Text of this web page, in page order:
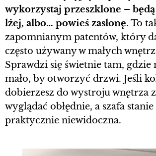
wykorzystaj przeszklone –
lżej, albo… powieś zasłonę. To
zapomnianym patentów, który
często używany w małych
Sprawdzi się świetnie tam, gdzie
mało, by otworzyć drzwi. Jeśli
dobierzesz do wystroju wnętrza
wyglądać obłędnie, a szafa stanie
praktycznie niewidoczna.